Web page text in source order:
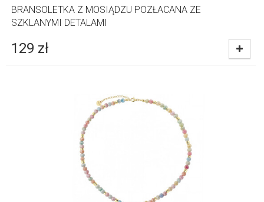
BRANSOLETKA Z MOSIĄDZU POZŁACANA ZE
SZKLANYMI DETALAMI
129 zł